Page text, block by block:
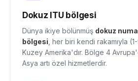
Dokuz ITU bölgesi
Dünya ikiye bölünmüş dokuz
bölgesi , her biri kendi rakamıyla
Kuzey Amerika'dır. Bölge 4
Asya artı özel hizmetlerdir.